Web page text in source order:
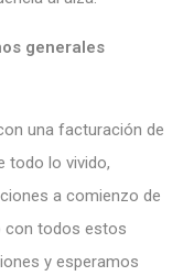
generales
una facturación de
todo lo vivido,
a comienzo de
con todos estos
y esperamos